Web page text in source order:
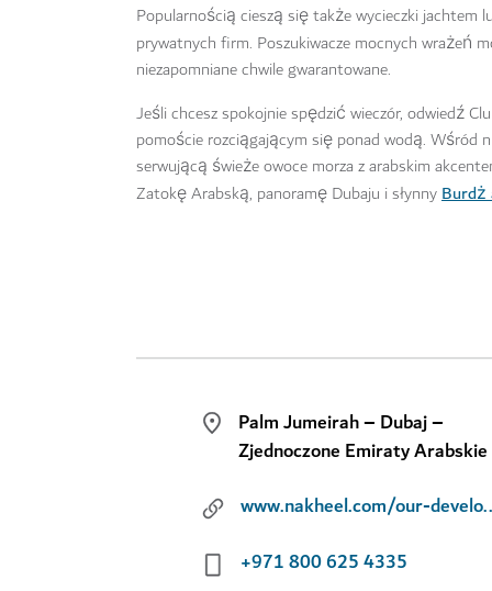
Popularnością cieszą się także wycieczki jachtem
prywatnych firm. Poszukiwacze mocnych wrażeń
niezapomniane chwile gwarantowane.
Jeśli chcesz spokojnie spędzić wieczór, odwiedź
pomoście rozciągającym się ponad wodą. Wśród
serwującą świeże owoce morza z arabskim
Zatokę Arabską, panoramę Dubaju i słynnyBurdż
Palm Jumeirah – Dubaj –
Zjednoczone Emiraty Arabskie
+971 800 625 4335